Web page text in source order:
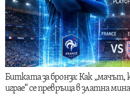
Битката за бронза: Как „мачът,
играе“ се превръща в златна мина